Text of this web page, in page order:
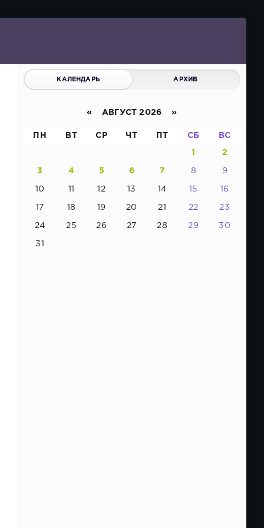
КАЛЕНДАРЬ АРХИВ
« АВГУСТ 2026 »
ПН ВТ СР ЧТ ПТ СБ ВС
1 2
3 4 5 6 7 8 9
10 11 12 13 14 15 16
17 18 19 20 21 22 23
24 25 26 27 28 29 30
31